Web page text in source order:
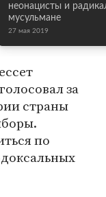
неонацисты и
мусульмане
27 мая 2019
за
страны
по